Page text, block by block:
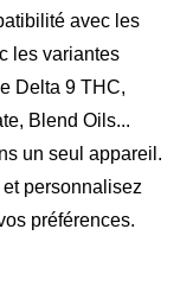
avec les
les variantes
Delta 9 THC,
Blend Oils...
un seul appareil.
personnalisez
préférences.